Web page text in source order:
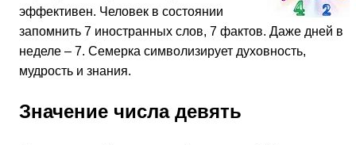
эффективен. Человек в состоянии
запомнить 7 иностранных слов, 7 фактов. Даже дней в
неделе – 7. Семерка символизирует духовность,
мудрость и знания.
Значение числа девять